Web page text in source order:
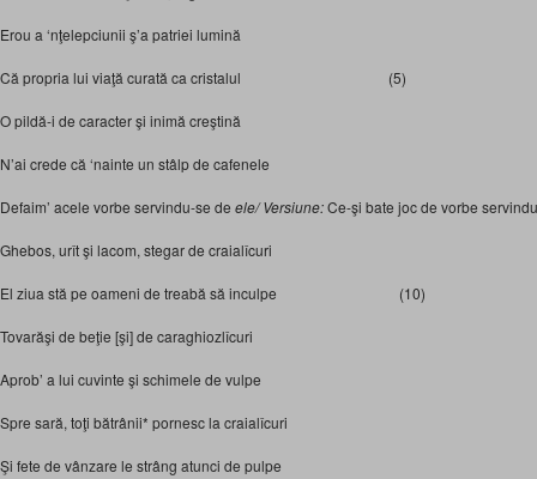
Erou a ‘nţelepciunii ş’a patriei lumină
Că propria lui viaţă curată ca cristalul (5)
O pildă-i de caracter şi inimă creştină
N’ai crede că ‘nainte un stâlp de cafenele
Defaim’ acele vorbe servindu-se de ele/ Versiune:Ce-şi bate joc de vorbe
Ghebos, urît şi lacom, stegar de craialîcuri
El ziua stă pe oameni de treabă să inculpe (10)
Tovarăşi de beţie [şi] de caraghiozlîcuri
Aprob’ a lui cuvinte şi schimele de vulpe
Spre sară, toţi bătrânii* pornesc la craialîcuri
Şi fete de vânzare le strâng atunci de pulpe